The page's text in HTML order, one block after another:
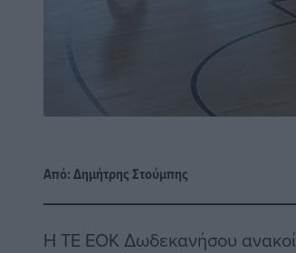
Από:Δημήτρης Στούμπης
Η ΤΕ ΕΟΚ Δωδεκανήσου